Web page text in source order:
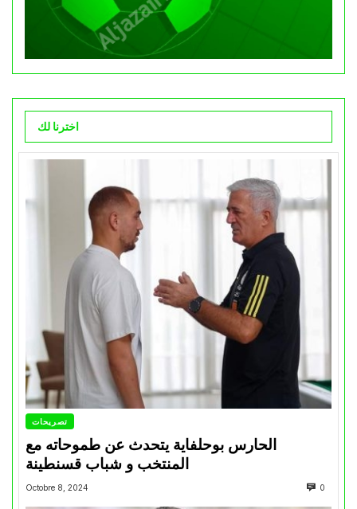
اخترنا لك
تصريحات
الحارس بوحلفاية يتحدث عن طموحاته مع
المنتخب و شباب قسنطينة
Octobre 8, 2024 0